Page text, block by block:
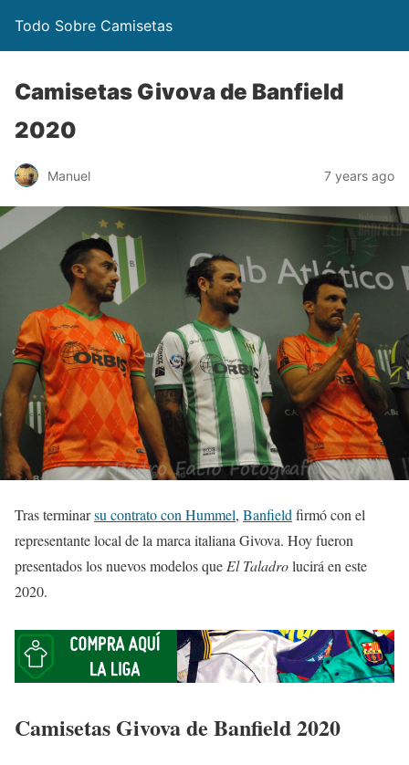
Todo Sobre Camisetas
Camisetas Givova de Banfield
2020
Manuel 7 years ago
Tras terminarsu contrato con Hummel, Banfield firmó con el
representante local de la marca italiana Givova. Hoy fueron
presentados los nuevos modelos que El Taladrolucirá en este
2020.
Camisetas Givova de Banfield 2020